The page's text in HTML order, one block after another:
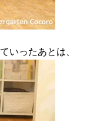
いったあとは、